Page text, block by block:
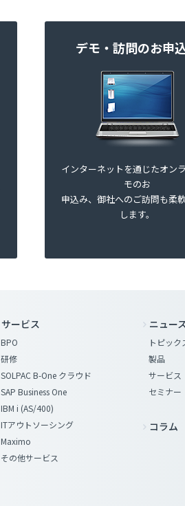
デモ・訪問のお申
インターネットを通じたオン
モのお
申込み、御社へのご訪問も柔
します。
サービス
BPO
研修
SOLPAC B-One クラウド
SAP Business One
IBM i (AS/400)
ITアウトソーシング
Maximo
その他サービス
ニュース
トピック
製品
サービス
セミナー
コラム